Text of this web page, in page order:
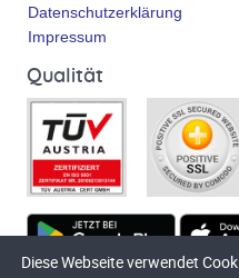
Datenschutzerklärung
Impressum
Qualität
Diese Webseite verwendet